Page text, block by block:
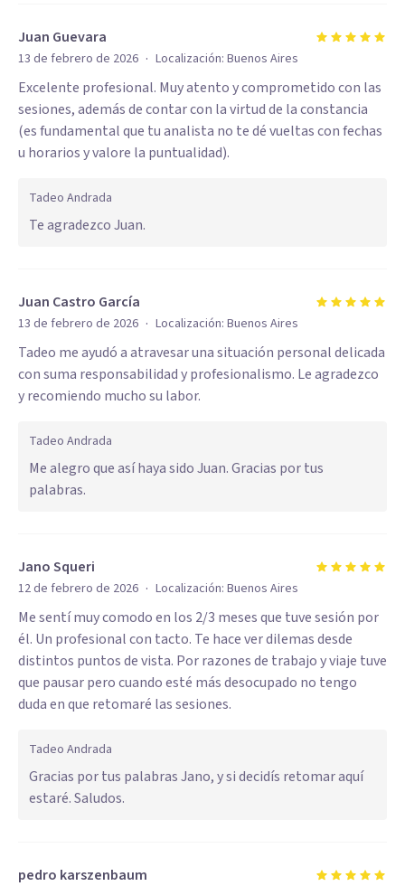
Juan Guevara
13 de febrero de 2026 · Localización: Buenos Aires
Excelente profesional. Muy atento y comprometido con las
sesiones, además de contar con la virtud de la constancia
(es fundamental que tu analista no te dé vueltas con fechas
u horarios y valore la puntualidad).
Tadeo Andrada
Te agradezco Juan.
Juan Castro García
13 de febrero de 2026 · Localización: Buenos Aires
Tadeo me ayudó a atravesar una situación personal delicada
con suma responsabilidad y profesionalismo. Le agradezco
y recomiendo mucho su labor.
Tadeo Andrada
Me alegro que así haya sido Juan. Gracias por tus
palabras.
Jano Squeri
12 de febrero de 2026 · Localización: Buenos Aires
Me sentí muy comodo en los 2/3 meses que tuve sesión por
él. Un profesional con tacto. Te hace ver dilemas desde
distintos puntos de vista. Por razones de trabajo y viaje tuve
que pausar pero cuando esté más desocupado no tengo
duda en que retomaré las sesiones.
Tadeo Andrada
Gracias por tus palabras Jano, y si decidís retomar aquí
estaré. Saludos.
pedro karszenbaum